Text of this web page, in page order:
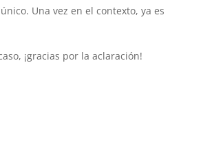
Una vez en el contexto, ya es
¡gracias por la aclaración!